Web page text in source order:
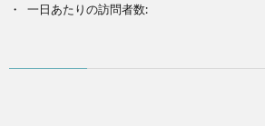
一日あたりの訪問者数: